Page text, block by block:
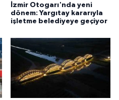
İzmir Otogarı'nda yeni
dönem: Yargıtay kararıyla
işletme belediyeye geçiyor